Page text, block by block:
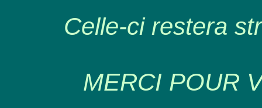
Celle-ci restera
MERCI POUR